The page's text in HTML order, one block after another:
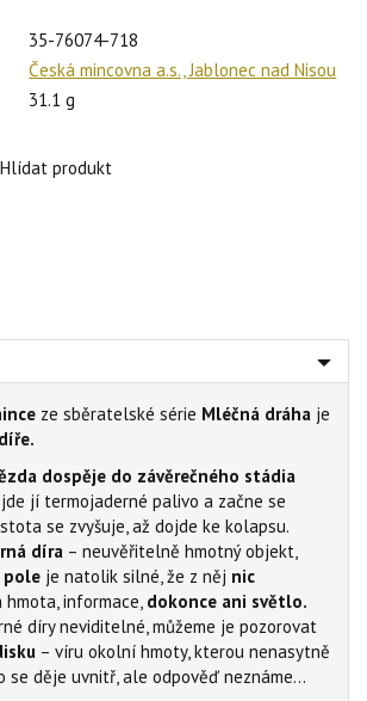
35-76074-718
Česká mincovna a.s., Jablonec nad Nisou
31.1 g
Hlídat produkt
ze sběratelské série Mléčná dráha je
dospěje do závěrečného stádia
jí termojaderné palivo a začne se
se zvyšuje, až dojde ke kolapsu.
díra – neuvěřitelně hmotný objekt,
pole je natolik silné, že z něj nic
hmota, informace, dokonce ani světlo.
díry neviditelné, můžeme je pozorovat
– víru okolní hmoty, kterou nenasytně
se děje uvnitř, ale odpověď neznáme…